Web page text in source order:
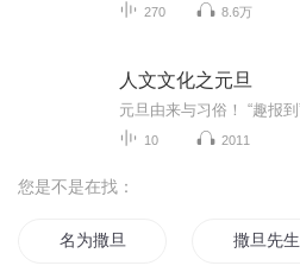
270 8.6万
人文文化之元旦
10 2011
您是不是在找：
名为撒旦 撒旦先生